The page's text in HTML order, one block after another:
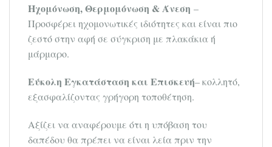
Ηχομόνωση, Θερμομόνωση & Άνεση –
Προσφέρει ηχομονωτικές ιδιότητες και είναι πιο
ζεστό στην αφή σε σύγκριση με πλακάκια ή
μάρμαρο.
Εύκολη Εγκατάσταση και Επισκευή– κολλητό,
εξασφαλίζοντας γρήγορη τοποθέτηση.
Αξίζει να αναφέρουμε ότι η υπόβαση του
δαπέδου θα πρέπει να είναι λεία πριν την